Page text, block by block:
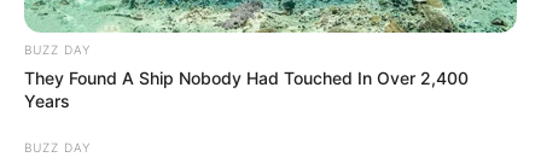
BUZZ DAY
They Found A Ship Nobody Had Touched In Over 2,400
Years
BUZZ DAY